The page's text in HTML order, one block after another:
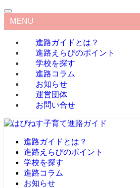
MENU
進路ガイドとは？
進路えらびのポイント
学校を探す
進路コラム
お知らせ
運営団体
お問い合せ
進路ガイドとは？
進路えらびのポイント
学校を探す
進路コラム
お知らせ